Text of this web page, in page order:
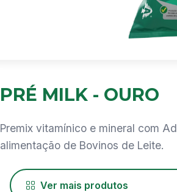
PRÉ MILK - OURO
Premix vitamínico e mineral com
alimentação de Bovinos de Leite.
Ver mais produtos